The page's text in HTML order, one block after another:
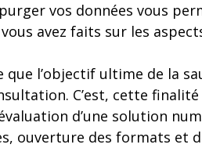
vos données vous
avez faits sur les
que l’objectif ultime de la
C’est, cette
d’une solution
ouverture des formats et